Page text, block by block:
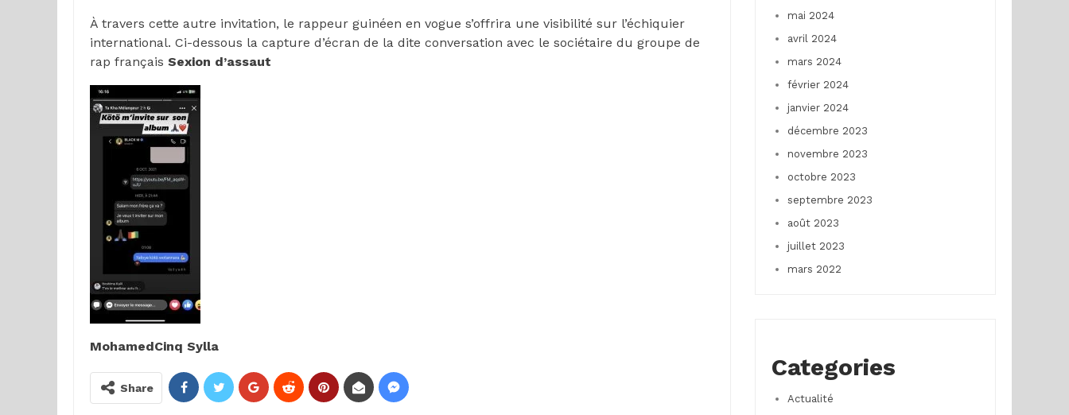
À travers cette autre invitation, le rappeur guinéen en vogue s’offrira une visibilité sur l’échiquier
international. Ci-dessous la capture d’écran de la dite conversation avec le sociétaire du groupe de
rap français Sexion d’assaut
MohamedCinq Sylla
Share
mai 2024
avril 2024
mars 2024
février 2024
janvier 2024
décembre 2023
novembre 2023
octobre 2023
septembre 2023
août 2023
juillet 2023
mars 2022
Categories
Actualité